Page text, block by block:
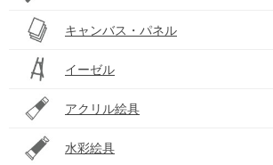
キャンバス・パネル
イーゼル
アクリル絵具
水彩絵具